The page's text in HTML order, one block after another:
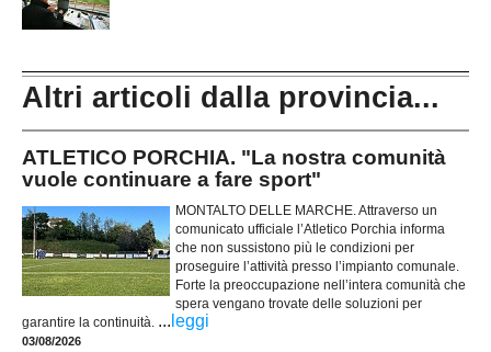
Altri articoli dalla provincia...
ATLETICO PORCHIA. "La nostra comunità
vuole continuare a fare sport"
MONTALTO DELLE MARCHE. Attraverso un
comunicato ufficiale l’Atletico Porchia informa
che non sussistono più le condizioni per
proseguire l’attività presso l’impianto comunale.
Forte la preoccupazione nell’intera comunità che
spera vengano trovate delle soluzioni per
garantire la continuità. ... leggi
03/08/2026